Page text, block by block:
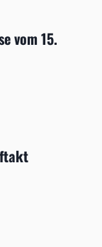
vom 15.